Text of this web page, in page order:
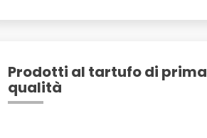
Prodotti al tartufo di prima
qualità